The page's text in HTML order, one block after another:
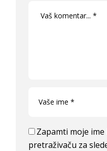
Zapamti moje
pretraživaču za